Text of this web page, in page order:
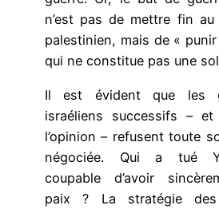
n’est pas de mettre fin
palestinien, mais de «
qui ne constitue pas une
Il est évident que les
israéliens successifs –
l’opinion – refusent toute
négociée. Qui a tué
coupable d’avoir
paix ? La stratégie